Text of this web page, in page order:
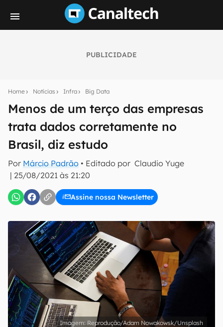
PUBLICIDADE
Home Notícias Infra Big Data
Menos de um terço das empresas
trata dados corretamente no
Brasil, diz estudo
Por Márcio Padrão • Editado por Claudio Yuge
| 25/08/2021 às 21:20
Assine nossa Newsletter
notícias e reviews sobre tecnologia em primeira
E-mail
inscreva-se
Confirmo que li, aceito e concordo com os Termos de
Uso e Política de Privacidade do Canaltech.
Reprodução/Adam Nowakowsk/Unsplash